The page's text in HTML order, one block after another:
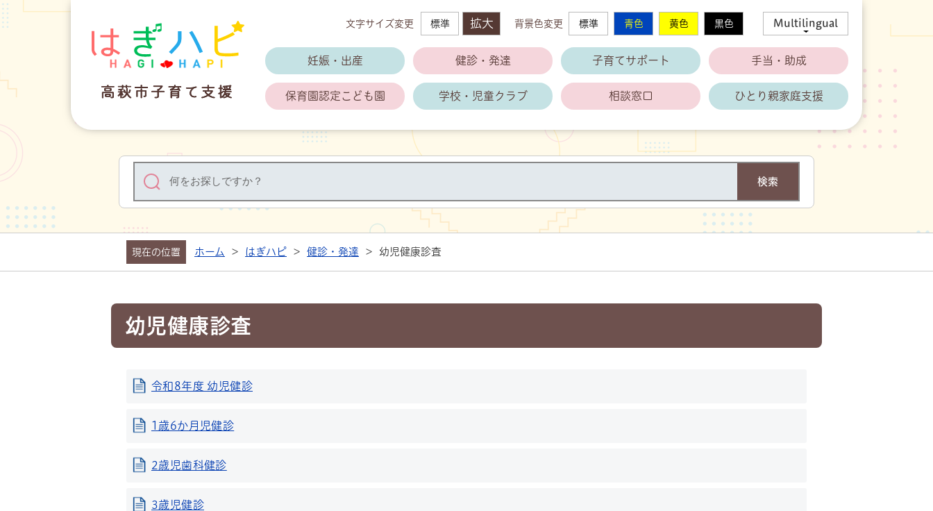
はぎハピ 高萩市子育て支援公式ホームページ
文字サイズ変更 標準 拡大 背景色変更 標準 青色 黄色 黒色 Multilingual
妊娠・出産 健診・発達 子育てサポート 手当・助成
保育園認定こども園 学校・児童クラブ 相談窓口 ひとり親家庭支援
現在の位置 ホーム > はぎハピ > 健診・発達 > 幼児健康診査
幼児健康診査
令和8年度 幼児健診
1歳6か月児健診
2歳児歯科健診
3歳児健診